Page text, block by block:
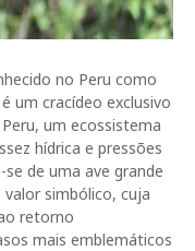
no Peru como
um cracídeo exclusivo
um ecossistema
hídrica e pressões
de uma ave grande
simbólico, cuja
retorno
mais emblemáticos